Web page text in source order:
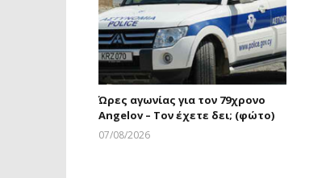
Ώρες αγωνίας για τον 79χρονο
Angelov – Τον έχετε δει; (φώτο)
07/08/2026